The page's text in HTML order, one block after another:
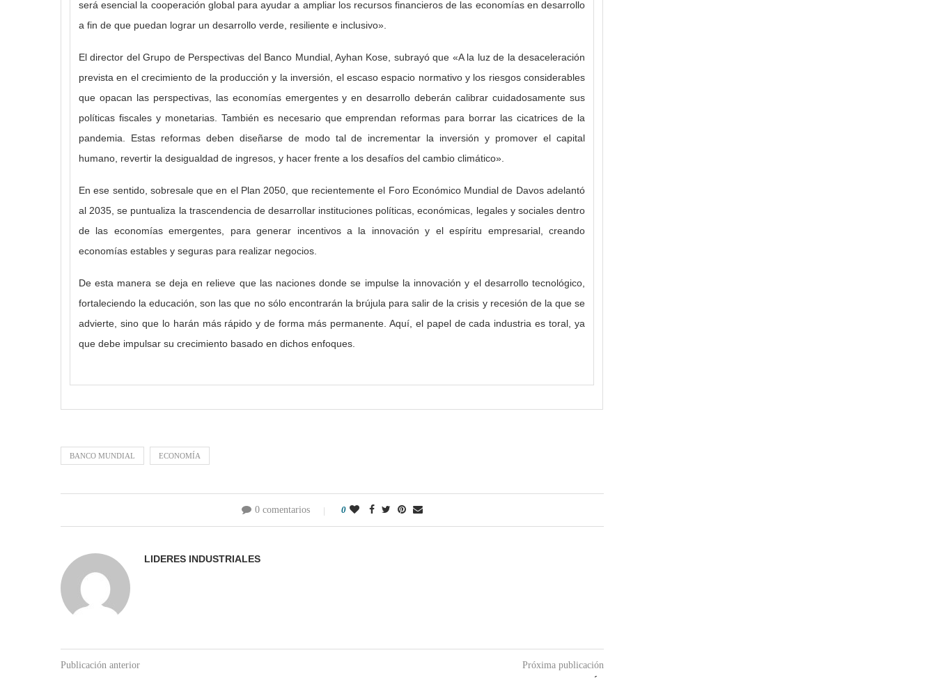
será esencial la cooperación global para ayudar a ampliar los recursos financieros de las economías en desarrollo
a fin de que puedan lograr un desarrollo verde, resiliente e inclusivo».
El director del Grupo de Perspectivas del Banco Mundial, Ayhan Kose, subrayó que «A la luz de la desaceleración
prevista en el crecimiento de la producción y la inversión, el escaso espacio normativo y los riesgos considerables
que opacan las perspectivas, las economías emergentes y en desarrollo deberán calibrar cuidadosamente sus
políticas fiscales y monetarias.
También es necesario que emprendan reformas para borrar las cicatrices de la
pandemia.
Estas reformas deben diseñarse de modo tal de incrementar la inversión y promover el capital
humano, revertir la desigualdad de ingresos, y hacer frente a los desafíos del cambio climático».
En ese sentido, sobresale que en el Plan 2050, que recientemente el Foro Económico Mundial de Davos adelantó
al 2035, se puntualiza la trascendencia de desarrollar instituciones políticas, económicas, legales y sociales dentro
de las economías emergentes, para generar incentivos a la innovación y el espíritu empresarial, creando
economías estables y seguras para realizar negocios.
De esta manera se deja en relieve que las naciones donde se impulse la innovación y el desarrollo tecnológico,
fortaleciendo la educación, son las que no sólo encontrarán la brújula para salir de la crisis y recesión de la que se
advierte, sino que lo harán más rápido y de forma más permanente. Aquí, el papel de cada industria es toral, ya
que debe impulsar su crecimiento basado en dichos enfoques.
BANCO MUNDIAL ECONOMÍA
0 comentarios 0
LIDERES INDUSTRIALES
Publicación anterior Próxima publicación